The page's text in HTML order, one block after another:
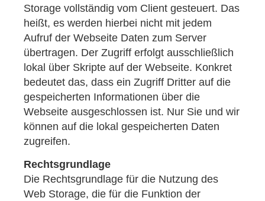
Storage vollständig vom Client gesteuert. Das
heißt, es werden hierbei nicht mit jedem
Aufruf der Webseite Daten zum Server
übertragen. Der Zugriff erfolgt ausschließlich
lokal über Skripte auf der Webseite. Konkret
bedeutet das, dass ein Zugriff Dritter auf die
gespeicherten Informationen über die
Webseite ausgeschlossen ist. Nur Sie und wir
können auf die lokal gespeicherten Daten
zugreifen.
Rechtsgrundlage
Die Rechtsgrundlage für die Nutzung des
Web Storage, die für die Funktion der